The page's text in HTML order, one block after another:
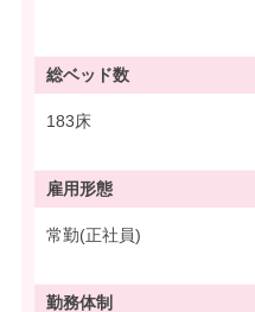
総ベッド数
183床
雇用形態
常勤(正社員)
勤務体制